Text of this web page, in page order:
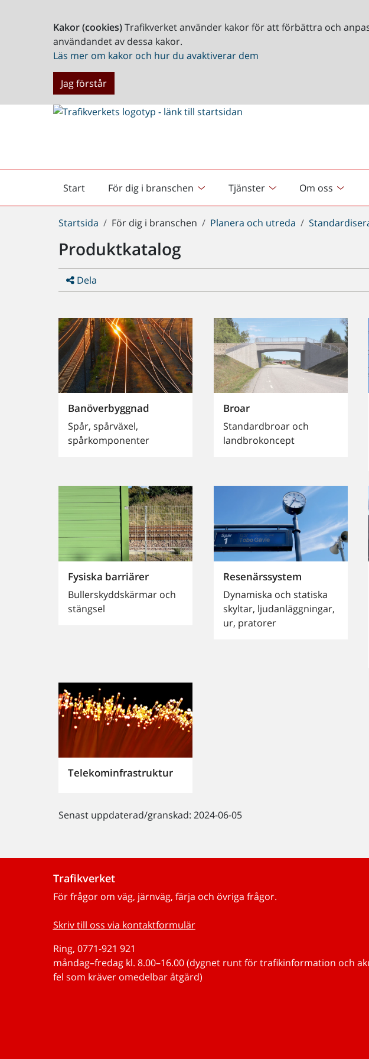
Kakor (cookies)Trafikverket använder kakor för att förbättra och
användandet av dessa kakor.
Läs mer om kakor och hur du avaktiverar dem
Jag förstår
Start
Startsida För dig i branschen Tjänster Om oss
Du
här:
Startsida För dig i branschen Planera och utreda
Produktkatalog
Dela
Banöverbyggnad
Spår, spårväxel,
spårkomponenter
Broar
Standardbroar och
landbrokoncept
Fysiska barriärer
Bullerskyddskärmar och
stängsel
Resenärssystem
Dynamiska och statiska
skyltar, ljudanläggningar,
ur, pratorer
Telekominfrastruktur
Senast uppdaterad/granskad: 2024-06-05
Trafikverket
För frågor om väg, järnväg, färja och övriga frågor.
Skriv till oss via kontaktformulär
Ring, 0771-921 921
måndag–fredag kl. 8.00–16.00 (dygnet runt för trafikinformation och
fel som kräver omedelbar åtgärd)